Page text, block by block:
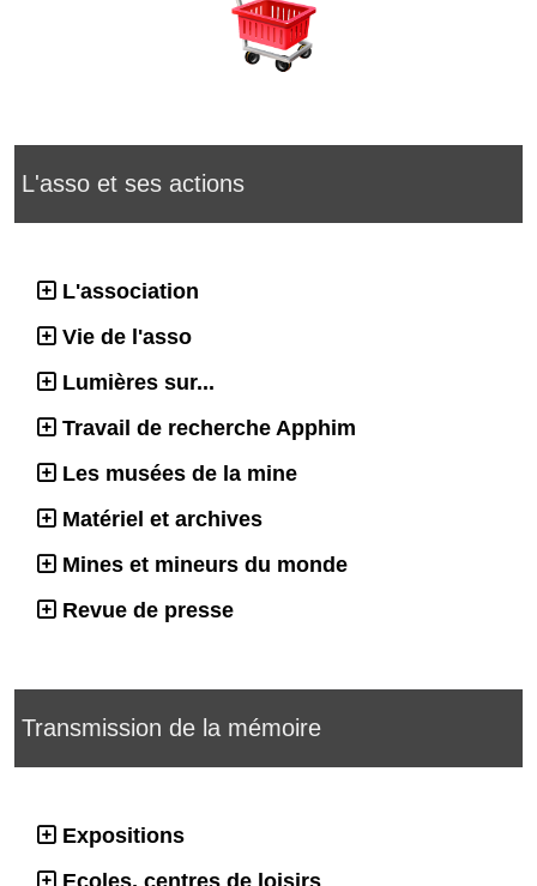
L'asso et ses actions
L'association
Vie de l'asso
Lumières sur...
Travail de recherche Apphim
Les musées de la mine
Matériel et archives
Mines et mineurs du monde
Revue de presse
Transmission de la mémoire
Expositions
Ecoles, centres de loisirs